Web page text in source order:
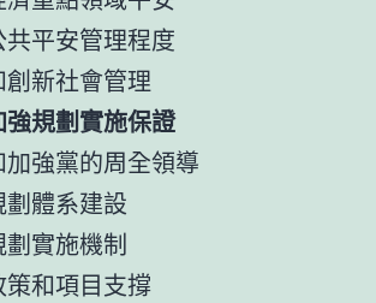
平安管理程度
新社會管理
規劃實施保證
強黨的周全領導
體系建設
實施機制
和項目支撐